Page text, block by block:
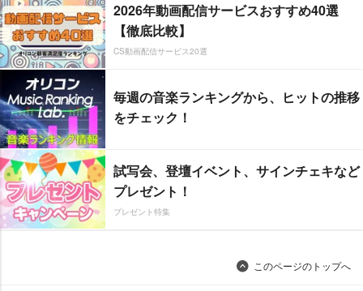
2026年動画配信サービスおすすめ40選
【徹底比較】
CS動画配信サービス20選
毎週の音楽ランキングから、ヒットの推移
をチェック！
試写会、登壇イベント、サインチェキなど
プレゼント！
プレゼント特集
このページのトップへ